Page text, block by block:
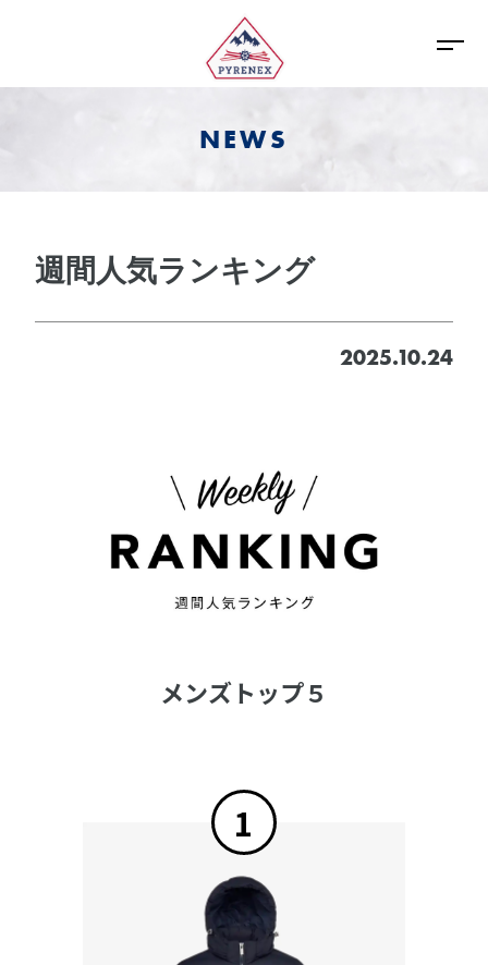
NEWS
週間人気ランキング
2025.10.24
メンズトップ５